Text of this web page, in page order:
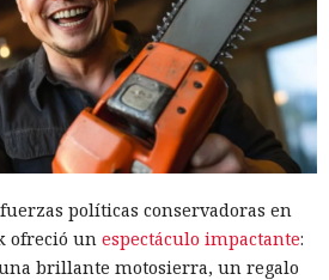
políticas conservadoras en
ofreció un espectáculo impactante:
brillante motosierra, un regalo